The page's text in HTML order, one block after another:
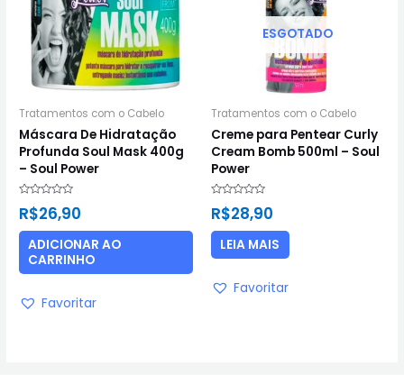
Tratamentos com o Cabelo
Máscara De Hidratação
Profunda Soul Mask 400g
– Soul Power
0
5
R$26,90
ADICIONAR AO
CARRINHO
Favoritar
ESGOTADO
Tratamentos com o Cabelo
Creme para Pentear Curly
Cream Bomb 500ml – Soul
Power
0
5
R$28,90
LEIA MAIS
Favoritar